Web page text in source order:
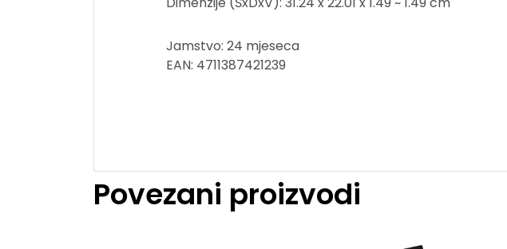
Jamstvo: 24 mjeseca
EAN: 4711387421239
Povezani proizvodi